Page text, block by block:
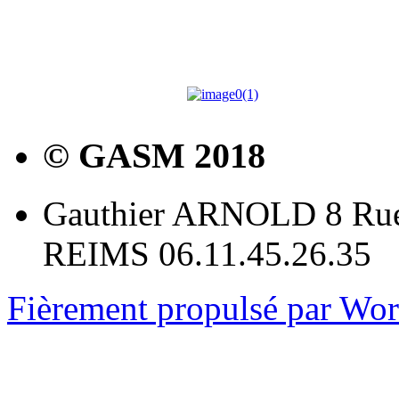
© GASM 2018
Gauthier ARNOLD 8
REIMS 06.11.45.26.35
Fièrement propulsé par